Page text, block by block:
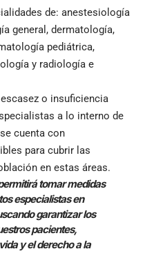
de: anestesiología
general, dermatología,
pediátrica,
y radiología e
o insuficiencia
a lo interno de
cuenta con
para cubrir las
en estas áreas.
tomar medidas
especialistas en
garantizar los
pacientes,
y el derecho a la